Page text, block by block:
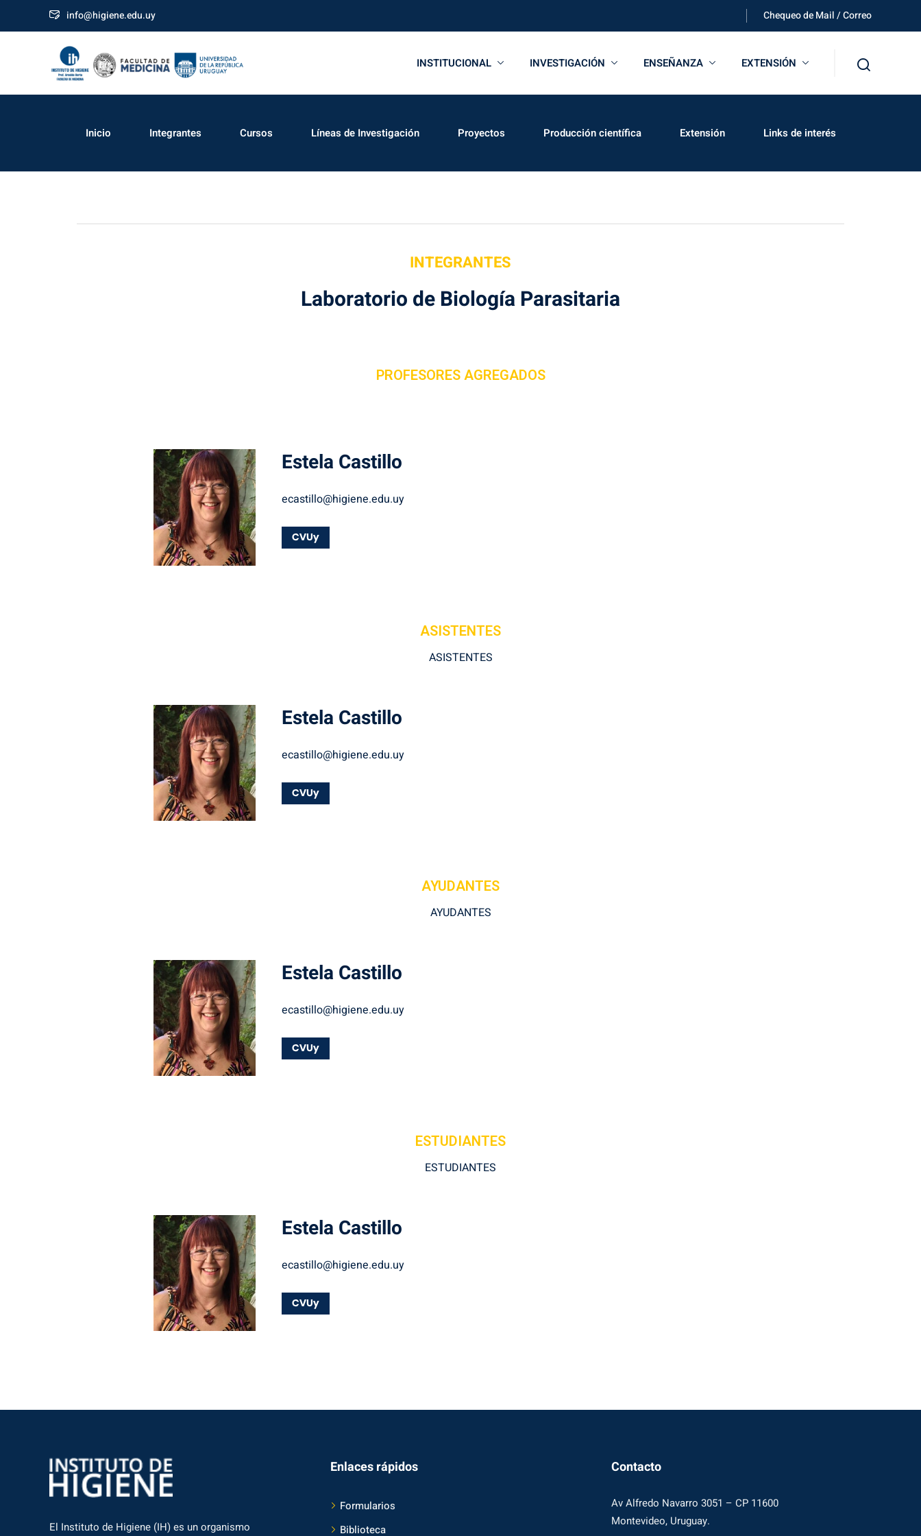
info@higiene.edu.uy Chequeo de Mail / Correo
INSTITUCIONAL INVESTIGACIÓN ENSEÑANZA EXTENSIÓN
Inicio Integrantes Cursos Líneas de Investigación Proyectos Producción científica Extensión Links de interés
INTEGRANTES
Laboratorio de Biología Parasitaria
PROFESORES AGREGADOS
Estela Castillo
ecastillo@higiene.edu.uy
ASISTENTES
ASISTENTES
Estela Castillo
ecastillo@higiene.edu.uy
AYUDANTES
AYUDANTES
Estela Castillo
ecastillo@higiene.edu.uy
ESTUDIANTES
ESTUDIANTES
Estela Castillo
ecastillo@higiene.edu.uy
El Instituto de Higiene (IH) es un organismo
Enlaces rápidos
Formularios
Biblioteca
Contacto
Av Alfredo Navarro 3051 – CP 11600
Montevideo, Uruguay.